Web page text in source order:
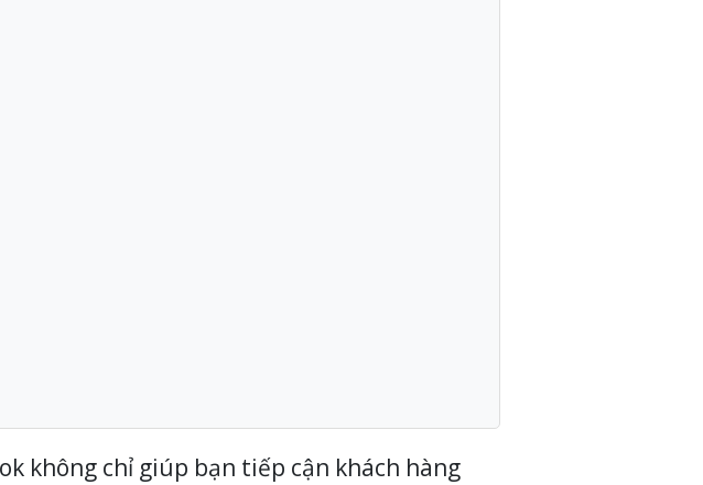
không chỉ giúp bạn tiếp cận khách hàng